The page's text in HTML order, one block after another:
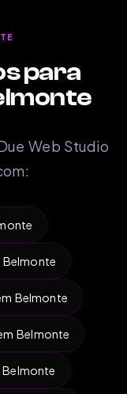
para
Web Studio
Belmonte
Belmonte
Belmonte
Belmonte